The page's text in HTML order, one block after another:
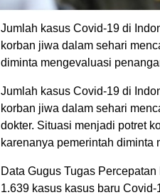
Jumlah kasus Covid-19 di
korban jiwa dalam sehari
diminta mengevaluasi
Jumlah kasus Covid-19 di
korban jiwa dalam sehari
dokter. Situasi menjadi potret
karenanya pemerintah diminta
Data Gugus Tugas
1.639 kasus kasus baru